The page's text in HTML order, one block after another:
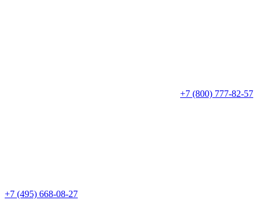
+7 (800) 777-82-57
+7 (495) 668-08-27